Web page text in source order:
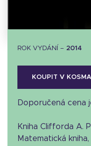
ROK VYDÁNÍ – 2014
KOUPIT V
Doporučená cena
Kniha Clifforda A.
Matematická